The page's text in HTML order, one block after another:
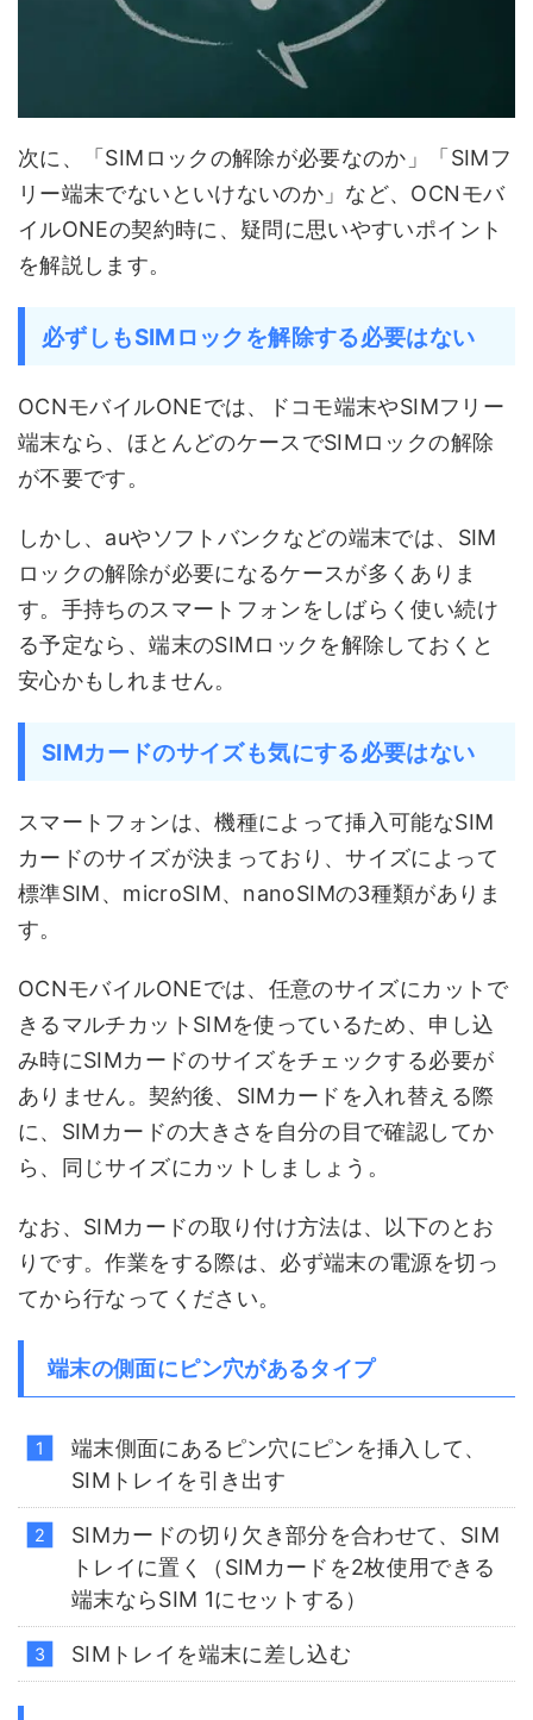
次に、「SIMロックの解除が必要なのか」「SIMフ
リー端末でないといけないのか」など、OCNモバ
イルONEの契約時に、疑問に思いやすいポイント
を解説します。
必ずしもSIMロックを解除する必要はない
OCNモバイルONEでは、ドコモ端末やSIMフリー
端末なら、ほとんどのケースでSIMロックの解除
が不要です。
しかし、auやソフトバンクなどの端末では、SIM
ロックの解除が必要になるケースが多くありま
す。手持ちのスマートフォンをしばらく使い続け
る予定なら、端末のSIMロックを解除しておくと
安心かもしれません。
SIMカードのサイズも気にする必要はない
スマートフォンは、機種によって挿入可能なSIM
カードのサイズが決まっており、サイズによって
標準SIM、microSIM、nanoSIMの3種類がありま
す。
OCNモバイルONEでは、任意のサイズにカットで
きるマルチカットSIMを使っているため、申し込
み時にSIMカードのサイズをチェックする必要が
ありません。契約後、SIMカードを入れ替える際
に、SIMカードの大きさを自分の目で確認してか
ら、同じサイズにカットしましょう。
なお、SIMカードの取り付け方法は、以下のとお
りです。作業をする際は、必ず端末の電源を切っ
てから行なってください。
端末の側面にピン穴があるタイプ
端末側面にあるピン穴にピンを挿入して、
SIMトレイを引き出す
SIMカードの切り欠き部分を合わせて、SIM
トレイに置く（SIMカードを2枚使用できる
端末ならSIM 1にセットする）
SIMトレイを端末に差し込む